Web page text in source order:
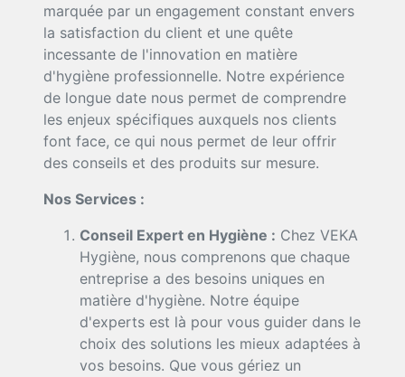
marquée par un engagement constant envers
la satisfaction du client et une quête
incessante de l'innovation en matière
d'hygiène professionnelle. Notre expérience
de longue date nous permet de comprendre
les enjeux spécifiques auxquels nos clients
font face, ce qui nous permet de leur offrir
des conseils et des produits sur mesure.
Nos Services :
Conseil Expert en Hygiène : Chez VEKA
Hygiène, nous comprenons que chaque
entreprise a des besoins uniques en
matière d'hygiène. Notre équipe
d'experts est là pour vous guider dans le
choix des solutions les mieux adaptées à
vos besoins. Que vous gériez un